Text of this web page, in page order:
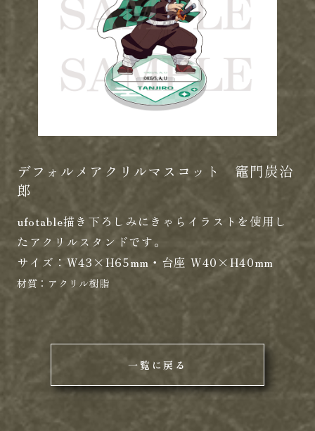
デフォルメアクリルマスコット 竈門炭治
郎
ufotable描き下ろしみにきゃらイラストを使用し
たアクリルスタンドです。
サイズ：W43×H65mm・台座 W40×H40mm
材質： アクリル樹脂
一覧に戻る